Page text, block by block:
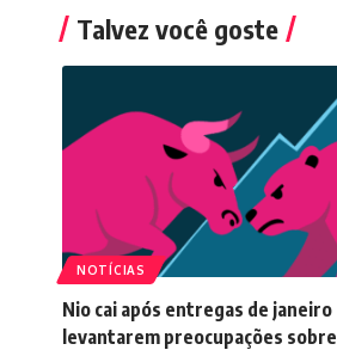
Talvez você goste
NOTÍCIAS
Nio cai após entregas de janeiro
levantarem preocupações sobre